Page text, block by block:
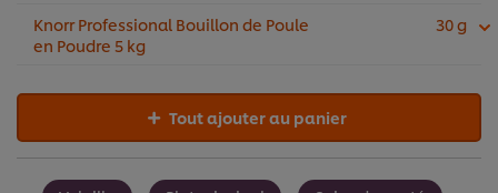
Knorr Professional Bouillon de Poule
en Poudre 5 kg
30 g
Tout ajouter au panier
Nous utilisons des cookies et techniques similaires pour
améliorer votre expérience sur notre site. Les cookies